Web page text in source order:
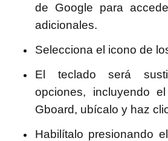
de Google para
adicionales.
Selecciona el icono de
El teclado será
opciones, incluyendo
Gboard, ubícalo y haz
Habilítalo presionando